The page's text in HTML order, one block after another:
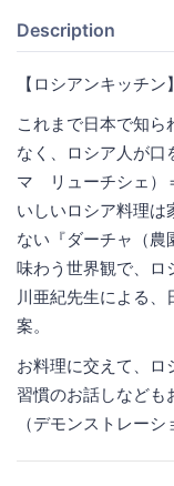
Description
【ロシアンキッチン】
これまで日本で知
なく、ロシア人が
マ リューチシェ）
いしいロシア料理は
ない『ダーチャ（農
味わう世界観で、ロ
川亜紀先生による
案。
お料理に交えて、ロ
習慣のお話しなども
（デモンストレー